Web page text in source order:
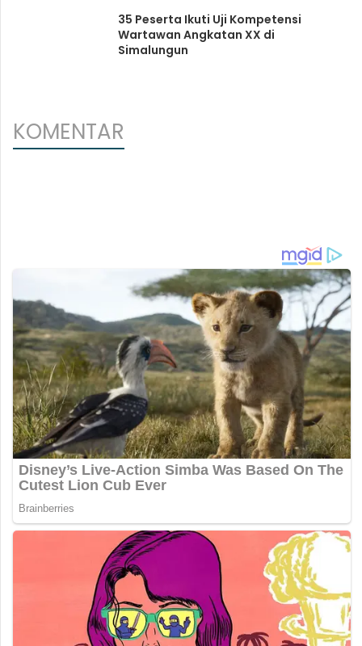
35 Peserta Ikuti Uji Kompetensi
Wartawan Angkatan XX di
Simalungun
KOMENTAR